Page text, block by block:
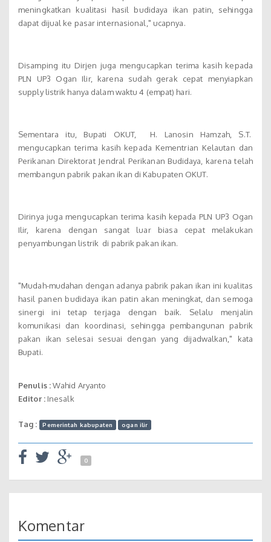
meningkatkan kualitasi hasil budidaya ikan patin, sehingga
dapat dijual ke pasar internasional," ucapnya.
Disamping itu Dirjen juga mengucapkan terima kasih kepada
PLN UP3 Ogan Ilir, karena sudah gerak cepat menyiapkan
supply listrik hanya dalam waktu 4 (empat) hari.
Sementara itu, Bupati OKUT, H. Lanosin Hamzah, S.T.
mengucapkan terima kasih kepada Kementrian Kelautan dan
Perikanan Direktorat Jendral Perikanan Budidaya, karena telah
membangun pabrik pakan ikan di Kabupaten OKUT.
Dirinya juga mengucapkan terima kasih kepada PLN UP3 Ogan
Ilir, karena dengan sangat luar biasa cepat melakukan
penyambungan listrik di pabrik pakan ikan.
"Mudah-mudahan dengan adanya pabrik pakan ikan ini kualitas
hasil panen budidaya ikan patin akan meningkat, dan semoga
sinergi ini tetap terjaga dengan baik. Selalu menjalin
komunikasi dan koordinasi, sehingga pembangunan pabrik
pakan ikan selesai sesuai dengan yang dijadwalkan," kata
Bupati.
Penulis :Wahid Aryanto
Editor :Inesalk
Tag : Pemerintah kabupaten ogan ilir
0
Komentar